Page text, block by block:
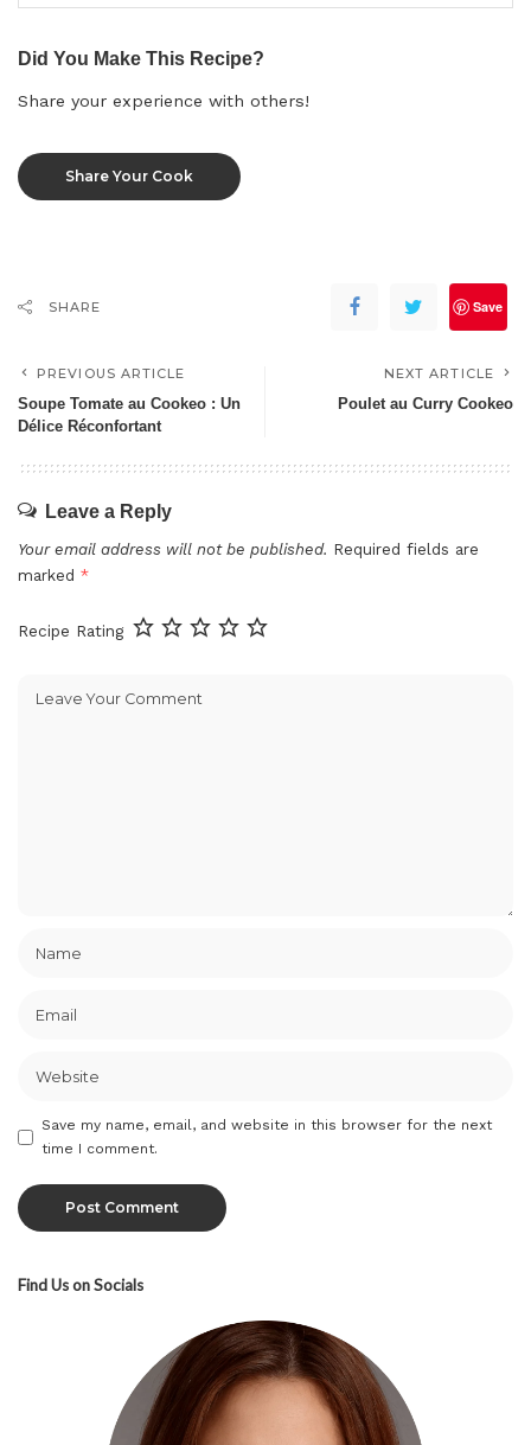
Did You Make This Recipe?
Share your experience with others!
Share Your Cook
SHARE Save
PREVIOUS ARTICLE
Soupe Tomate au Cookeo : Un
Délice Réconfortant
NEXT ARTICLE
Poulet au Curry Cookeo
Leave a Reply
Your email address will not be published. Required fields are
marked *
Recipe Rating
Save my name, email, and website in this browser for the next
time I comment.
Find Us on Socials